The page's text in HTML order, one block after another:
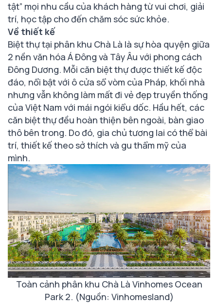
tật” mọi nhu cầu của khách hàng từ vui chơi, giải
trí, học tập cho đến chăm sóc sức khỏe.
Về thiết kế
Biệt thự tại phân khu Chà Là là sự hòa quyện giữa
2 nền văn hóa Á Đông và Tây Âu với phong cách
Đông Dương. Mỗi căn biệt thự được thiết kế độc
đáo, nổi bật với ô cửa sổ vòm của Pháp, khối nhà
nhưng vẫn không làm mất đi vẻ đẹp truyền thống
của Việt Nam với mái ngói kiểu dốc. Hầu hết, các
căn biệt thự đều hoàn thiện bên ngoài, bàn giao
thô bên trong. Do đó, gia chủ tương lai có thể bài
trí, thiết kế theo sở thích và gu thẩm mỹ của
mình.
Toàn cảnh phân khu Chà Là Vinhomes Ocean
Park 2. (Nguồn: Vinhomesland)